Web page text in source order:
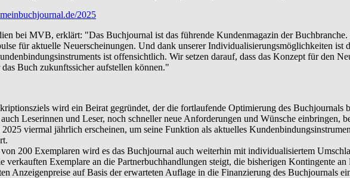
2025
bei MVB, erklärt: "Das Buchjournal ist das führende Kundenmagazin der
für aktuelle Neuerscheinungen. Und dank unserer Individualisierungsmöglichkeiten ist
ist offensichtlich. Wir setzen darauf, dass das Konzept für den
Buch zukunftssicher aufstellen können."
wird ein Beirat gegründet, der die fortlaufende Optimierung des Buchjournals
Leserinnen und Leser, noch schneller neue Anforderungen und Wünsche einbringen,
viermal jährlich erscheinen, um seine Funktion als aktuelles
200 Exemplaren wird es das Buchjournal auch weiterhin mit individualisiertem
verkauften Exemplare an die Partnerbuchhandlungen steigt, die bisherigen Kontingente an
Anzeigenpreise auf Basis der erwarteten Auflage in die Finanzierung des Buchjournals